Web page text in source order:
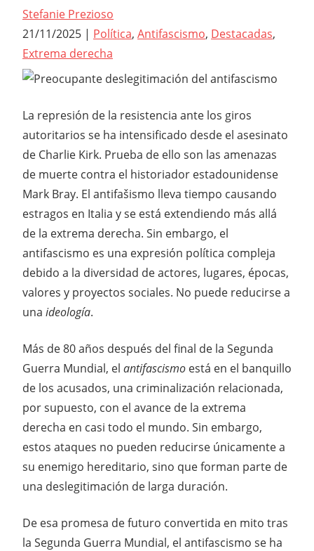
Stefanie Prezioso
21/11/2025 | Política, Antifascismo, Destacadas,
Extrema derecha
La represión de la resistencia ante los giros
autoritarios se ha intensificado desde el asesinato
de Charlie Kirk. Prueba de ello son las amenazas
de muerte contra el historiador estadounidense
Mark Bray. El antifašismo lleva tiempo causando
estragos en Italia y se está extendiendo más allá
de la extrema derecha. Sin embargo, el
antifascismo es una expresión política compleja
debido a la diversidad de actores, lugares, épocas,
valores y proyectos sociales. No puede reducirse a
una ideología.
Más de 80 años después del final de la Segunda
Guerra Mundial, el antifascismo está en el banquillo
de los acusados, una criminalización relacionada,
por supuesto, con el avance de la extrema
derecha en casi todo el mundo. Sin embargo,
estos ataques no pueden reducirse únicamente a
su enemigo hereditario, sino que forman parte de
una deslegitimación de larga duración.
De esa promesa de futuro convertida en mito tras
la Segunda Guerra Mundial, el antifascismo se ha